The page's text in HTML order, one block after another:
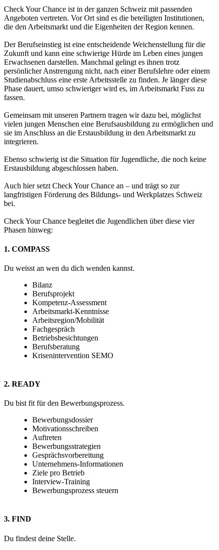
Check Your Chance ist in der ganzen Schweiz mit passenden
Angeboten vertreten. Vor Ort sind es die beteiligten Institutionen,
die den Arbeitsmarkt und die Eigenheiten der Region kennen.
Der Berufseinstieg ist eine entscheidende Weichenstellung für die
Zukunft und kann eine schwierige Hürde im Leben eines jungen
Erwachsenen darstellen. Manchmal gelingt es ihnen trotz
persönlicher Anstrengung nicht, nach einer Berufslehre oder einem
Studienabschluss eine erste Arbeitsstelle zu finden. Je länger diese
Phase dauert, umso schwieriger wird es, im Arbeitsmarkt Fuss zu
fassen.
Gemeinsam mit unseren Partnern tragen wir dazu bei, möglichst
vielen jungen Menschen eine Berufsausbildung zu ermöglichen und
sie im Anschluss an die Erstausbildung in den Arbeitsmarkt zu
integrieren.
Ebenso schwierig ist die Situation für Jugendliche, die noch keine
Erstausbildung abgeschlossen haben.
Auch hier setzt Check Your Chance an – und trägt so zur
langfristigen Förderung des Bildungs- und Werkplatzes Schweiz
bei.
Check Your Chance begleitet die Jugendlichen über diese vier
Phasen hinweg:
1. COMPASS
Du weisst an wen du dich wenden kannst.
Bilanz
Berufsprojekt
Kompetenz-Assessment
Arbeitsmarkt-Kenntnisse
Arbeitsregion/Mobilität
Fachgespräch
Betriebsbesichtungen
Berufsberatung
Krisenintervention SEMO
2. READY
Du bist fit für den Bewerbungsprozess.
Bewerbungsdossier
Motivationsschreiben
Auftreten
Bewerbungsstrategien
Gesprächsvorbereitung
Unternehmens-Informationen
Ziele pro Betrieb
Interview-Training
Bewerbungsprozess steuern
3. FIND
Du findest deine Stelle.